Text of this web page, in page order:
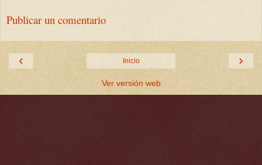
Publicar un comentario
‹ ›
Inicio
Ver versión web